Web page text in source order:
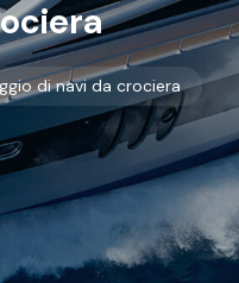
di navi da crociera